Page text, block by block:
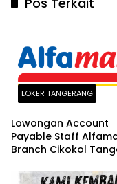
LOKER TANGERANG
Lowongan Account
Payable Staff
Branch Cikokol